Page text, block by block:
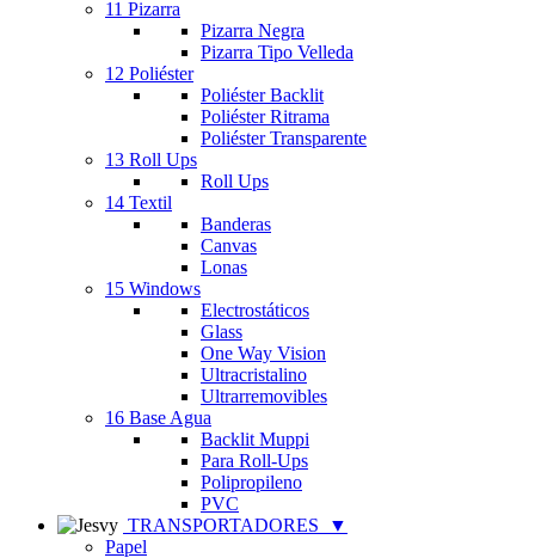
11 Pizarra
Pizarra Negra
Pizarra Tipo Velleda
12 Poliéster
Poliéster Backlit
Poliéster Ritrama
Poliéster Transparente
13 Roll Ups
Roll Ups
14 Textil
Banderas
Canvas
Lonas
15 Windows
Electrostáticos
Glass
One Way Vision
Ultracristalino
Ultrarremovibles
16 Base Agua
Backlit Muppi
Para Roll-Ups
Polipropileno
PVC
TRANSPORTADORES
▼
Papel